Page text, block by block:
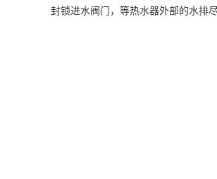
封锁进水阀门，等热水器外部的水排